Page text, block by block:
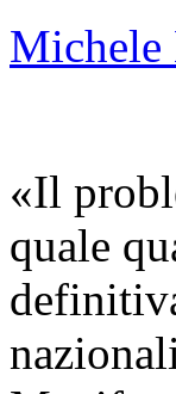
«Il
quale